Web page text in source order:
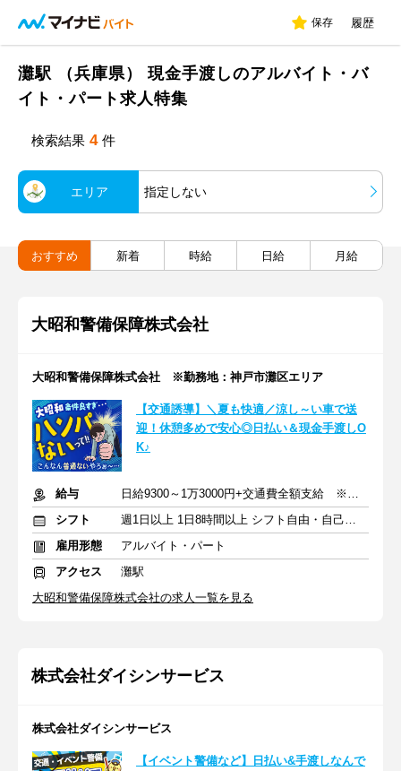
保存 履歴
灘駅 （兵庫県） 現金手渡しのアルバイト・バ
イト・パート求人特集
検索結果 4 件
エリア 指定しない
おすすめ 新着 時給 日給 月給
大昭和警備保障株式会社
大昭和警備保障株式会社 ※勤務地：神戸市灘区エリア
【交通誘導】＼夏も快適／涼し～い車で送
迎！休憩多めで安心◎日払い＆現金手渡しO
K♪
給与
日給9300～1万3000円+交通費全額支給 ※深夜手当含む
シフト
週1日以上 1日8時間以上 シフト自由・自己申告
雇用形態
アルバイト・パート
アクセス
灘駅
大昭和警備保障株式会社の求人一覧を見る
株式会社ダイシンサービス
株式会社ダイシンサービス
【イベント警備など】日払い&手渡しなんで